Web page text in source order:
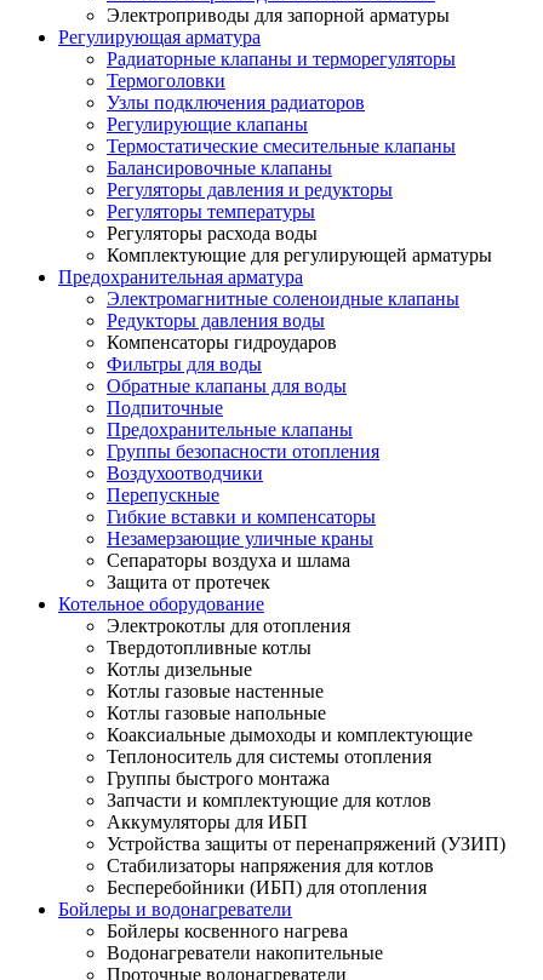
Электроприводы для запорной арматуры
Регулирующая арматура
Радиаторные клапаны и терморегуляторы
Термоголовки
Узлы подключения радиаторов
Регулирующие клапаны
Термостатические смесительные клапаны
Балансировочные клапаны
Регуляторы давления и редукторы
Регуляторы температуры
Регуляторы расхода воды
Комплектующие для регулирующей арматуры
Предохранительная арматура
Электромагнитные соленоидные клапаны
Редукторы давления воды
Компенсаторы гидроударов
Фильтры для воды
Обратные клапаны для воды
Подпиточные
Предохранительные клапаны
Группы безопасности отопления
Воздухоотводчики
Перепускные
Гибкие вставки и компенсаторы
Незамерзающие уличные краны
Сепараторы воздуха и шлама
Защита от протечек
Котельное оборудование
Электрокотлы для отопления
Твердотопливные котлы
Котлы дизельные
Котлы газовые настенные
Котлы газовые напольные
Коаксиальные дымоходы и комплектующие
Теплоноситель для системы отопления
Группы быстрого монтажа
Запчасти и комплектующие для котлов
Аккумуляторы для ИБП
Устройства защиты от перенапряжений (УЗИП)
Стабилизаторы напряжения для котлов
Бесперебойники (ИБП) для отопления
Бойлеры и водонагреватели
Бойлеры косвенного нагрева
Водонагреватели накопительные
Проточные водонагреватели